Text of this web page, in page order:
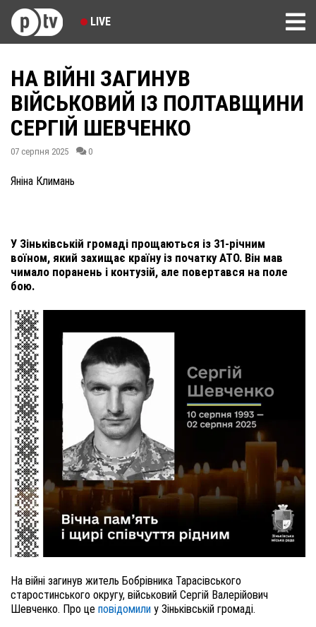
LIVE
НА ВІЙНІ ЗАГИНУВ
ВІЙСЬКОВИЙ ІЗ ПОЛТАВЩИНИ
СЕРГІЙ ШЕВЧЕНКО
07 серпня 2025 0
Яніна Климань
У Зіньківській громаді прощаються із 31-річним
воїном, який захищає країну із початку АТО. Він мав
чимало поранень і контузій, але повертався на поле
бою.
На війні загинув житель Бобрівника Тарасівського
старостинського округу, військовий Сергій Валерійович
Шевченко. Про це повідомили у Зіньківській громаді.